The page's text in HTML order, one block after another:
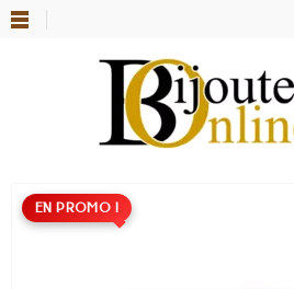
EN PROMO !